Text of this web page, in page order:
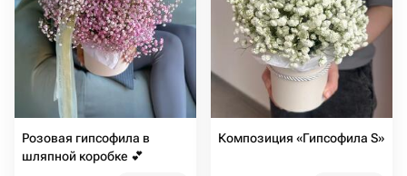
Розовая гипсофила в
шляпной коробке 💕
Композиция «Гипсофила S»